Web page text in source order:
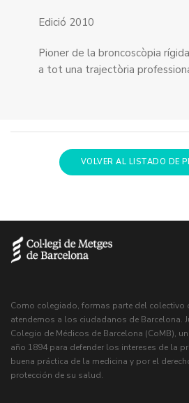
Edició 2010
Pioner de la broncoscòpia
a tot una trajectòria
VOLVER AL LISTADO DE
Como colegiado, formas parte del colectivo
atendemos a los ciudadanos de Barcelona.
Colegio de Médicos de Barcelona (CoMB),
año 1894 para defender los intereses de la
buena práctica de la medicina y por el
protección de su salud.